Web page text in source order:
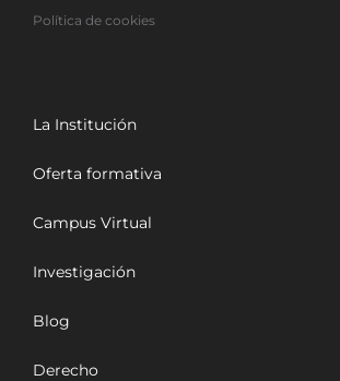
Política de cookies
La Institución
Oferta formativa
Campus Virtual
Investigación
Blog
Derecho